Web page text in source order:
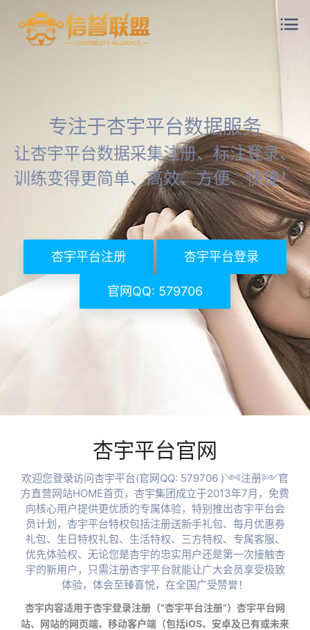
专注于杏宇平台数据服务
让杏宇平台数据采集注册、标注登录、
训练变得更简单、高效、方便、快捷！
杏宇平台注册 杏宇平台登录
官网QQ: 579706
杏宇平台官网
欢迎您登录访问杏宇平台(官网QQ: 579706 )༺注册༻官
方直营网站HOME首页，杏宇集团成立于2013年7月，免费
向核心用户提供更优质的专属体验，特别推出杏宇平台会
员计划，杏宇平台特权包括注册送新手礼包、每月优惠券
礼包、生日特权礼包、生活特权、三方特权、专属客服、
优先体验权、无论您是杏宇的忠实用户还是第一次接触杏
宇的新用户，只需注册杏宇平台就能让广大会员享受极致
体验，体会至臻喜悦，在全国广受赞誉！
杏宇内容适用于杏宇登录注册（“杏宇平台注册”）杏宇平台网
站、网站的网页端、移动客户端（包括iOS、安卓及已有或未来